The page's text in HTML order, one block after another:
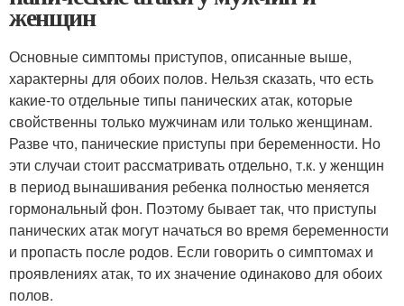
женщин
Основные симптомы приступов, описанные выше,
характерны для обоих полов. Нельзя сказать, что есть
какие-то отдельные типы панических атак, которые
свойственны только мужчинам или только женщинам.
Разве что, панические приступы при беременности. Но
эти случаи стоит рассматривать отдельно, т.к. у женщин
в период вынашивания ребенка полностью меняется
гормональный фон. Поэтому бывает так, что приступы
панических атак могут начаться во время беременности
и пропасть после родов. Если говорить о симптомах и
проявлениях атак, то их значение одинаково для обоих
полов.